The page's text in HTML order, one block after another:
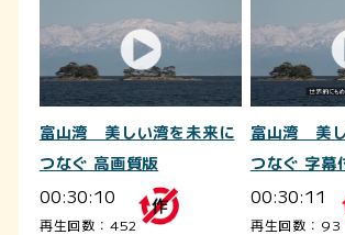
富山湾 美しい湾を未来に
つなぐ 高画質版
00:30:10
再生回数：452
富山湾 美
つなぐ 字幕
00:30:11
再生回数：93